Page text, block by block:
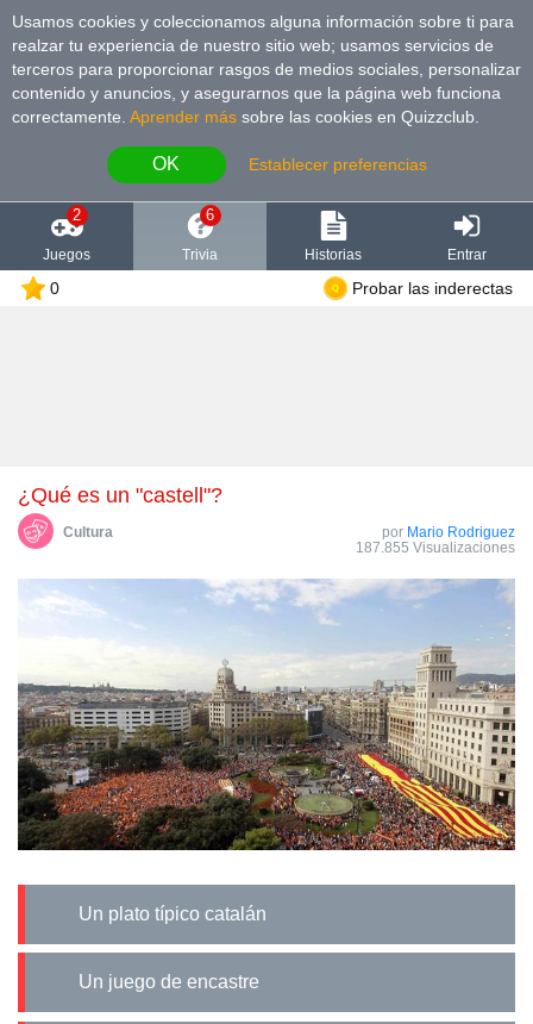
Usamos cookies y coleccionamos alguna información sobre ti para
realzar tu experiencia de nuestro sitio web; usamos servicios de
terceros para proporcionar rasgos de medios sociales, personalizar
contenido y anuncios, y asegurarnos que la página web funciona
correctamente. Aprender más sobre las cookies en Quizzclub.
OK Establecer preferencias
2
Juegos
6
Trivia Historias Entrar
0 Probar las inderectas
¿Qué es un "castell"?
Cultura por Mario Rodriguez
187.855 Visualizaciones
Un plato típico catalán
Un juego de encastre